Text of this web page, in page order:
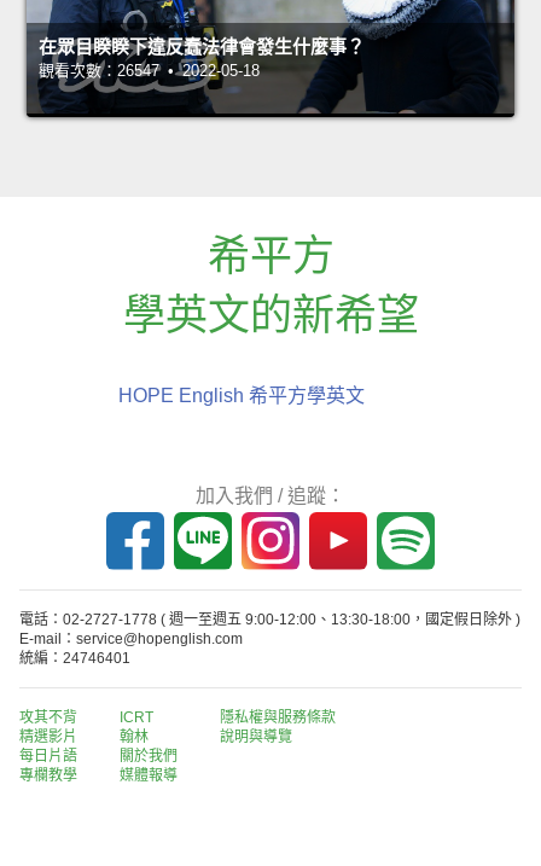
在眾目睽睽下違反蠢法律會發生什麼事？
觀看次數：26547 • 2022-05-18
希平方
學英文的新希望
HOPE English 希平方學英文
加入我們 / 追蹤：
電話：02-2727-1778 ( 週一至週五 9:00-12:00、13:30-18:00，國定假日除外 )
E-mail：service@hopenglish.com
統編：24746401
攻其不背
精選影片
每日片語
專欄教學
ICRT
翰林
關於我們
媒體報導
隱私權與服務條款
說明與導覽